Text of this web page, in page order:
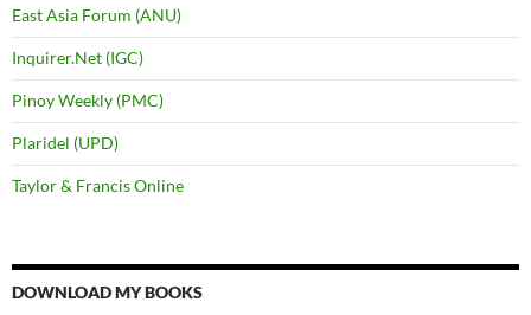
East Asia Forum (ANU)
Inquirer.Net (IGC)
Pinoy Weekly (PMC)
Plaridel (UPD)
Taylor & Francis Online
DOWNLOAD MY BOOKS